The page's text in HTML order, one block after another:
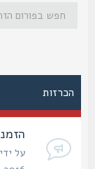
הכרזות
הזמנת
על ידי